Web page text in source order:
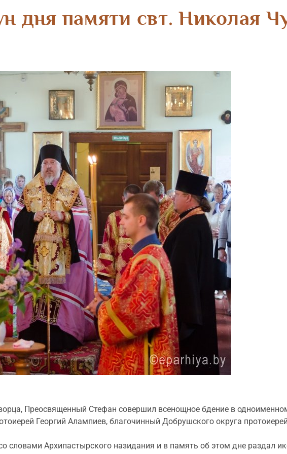
дня памяти свт. Николая
Преосвященный Стефан совершил всенощное бдение в
Георгий Алампиев, благочинный Добрушского округа
Архипастырского назидания и в память об этом дне раздал